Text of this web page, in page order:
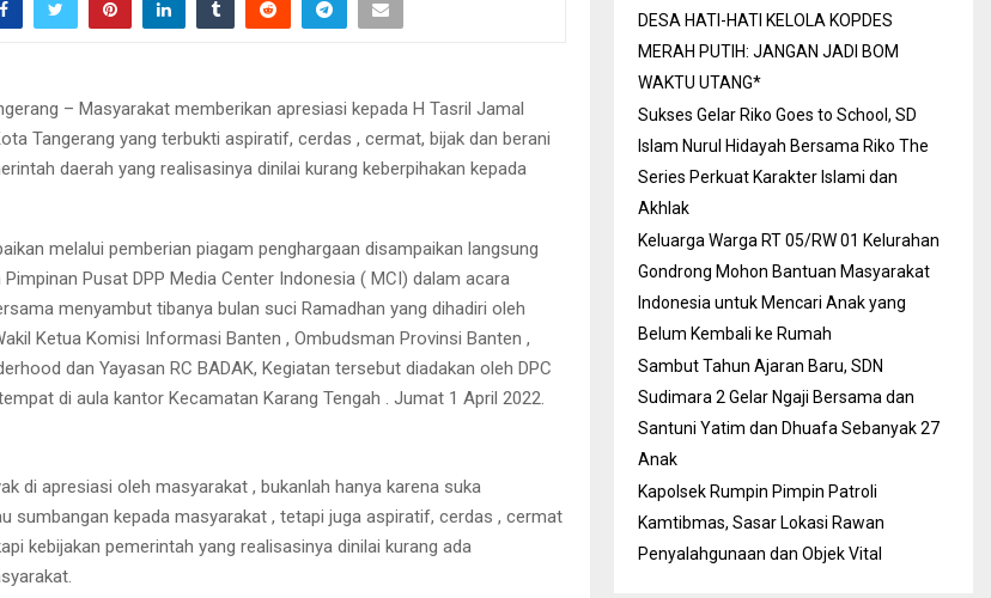
– Masyarakat memberikan apresiasi kepada H Tasril Jamal
Tangerang yang terbukti aspiratif, cerdas , cermat, bijak dan berani
daerah yang realisasinya dinilai kurang keberpihakan kepada
melalui pemberian piagam penghargaan disampaikan langsung
Pusat DPP Media Center Indonesia ( MCI) dalam acara
menyambut tibanya bulan suci Ramadhan yang dihadiri oleh
Ketua Komisi Informasi Banten , Ombudsman Provinsi Banten ,
dan Yayasan RC BADAK, Kegiatan tersebut diadakan oleh DPC
di aula kantor Kecamatan Karang Tengah . Jumat 1 April 2022.
di apresiasi oleh masyarakat , bukanlah hanya karena suka
sumbangan kepada masyarakat , tetapi juga aspiratif, cerdas , cermat
kebijakan pemerintah yang realisasinya dinilai kurang ada
DESA HATI-HATI KELOLA KOPDES
MERAH PUTIH: JANGAN JADI BOM
WAKTU UTANG*
Sukses Gelar Riko Goes to School, SD
Islam Nurul Hidayah Bersama Riko The
Series Perkuat Karakter Islami dan
Akhlak
Keluarga Warga RT 05/RW 01 Kelurahan
Gondrong Mohon Bantuan Masyarakat
Indonesia untuk Mencari Anak yang
Belum Kembali ke Rumah
Sambut Tahun Ajaran Baru, SDN
Sudimara 2 Gelar Ngaji Bersama dan
Santuni Yatim dan Dhuafa Sebanyak 27
Anak
Kapolsek Rumpin Pimpin Patroli
Kamtibmas, Sasar Lokasi Rawan
Penyalahgunaan dan Objek Vital